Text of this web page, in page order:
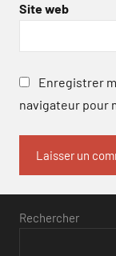
Site web
Enregistrer
navigateur pour
Rechercher